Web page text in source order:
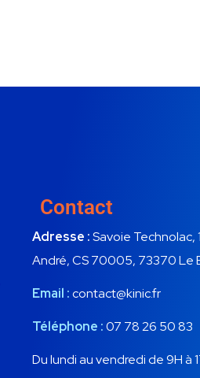
Contact
Adresse :Savoie Technolac,
André, CS 70005, 73370
Email :contact@kinic.fr
Téléphone :07 78 26 50 83
Du lundi au vendredi de 9H à